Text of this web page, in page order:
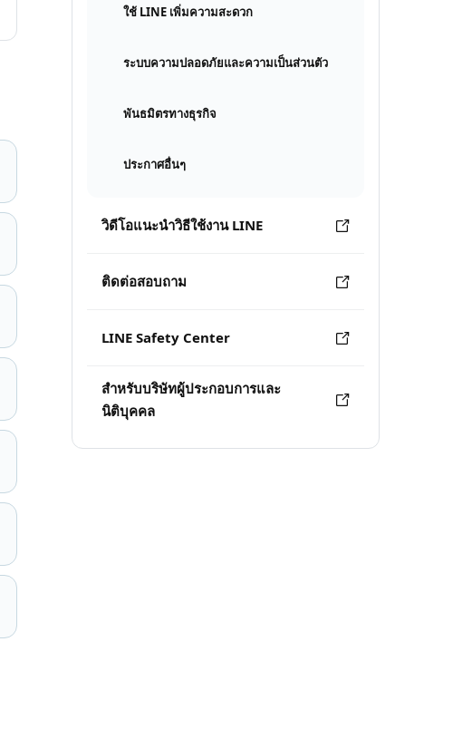
ใช้ LINE เพิ่มความสะดวก
ระบบความปลอดภัยและความเป็นส่วนตัว
พันธมิตรทางธุรกิจ
ประกาศอื่นๆ
วิดีโอแนะนำวิธีใช้งาน LINE
ติดต่อสอบถาม
LINE Safety Center
สำหรับบริษัทผู้ประกอบการและ
นิติบุคคล